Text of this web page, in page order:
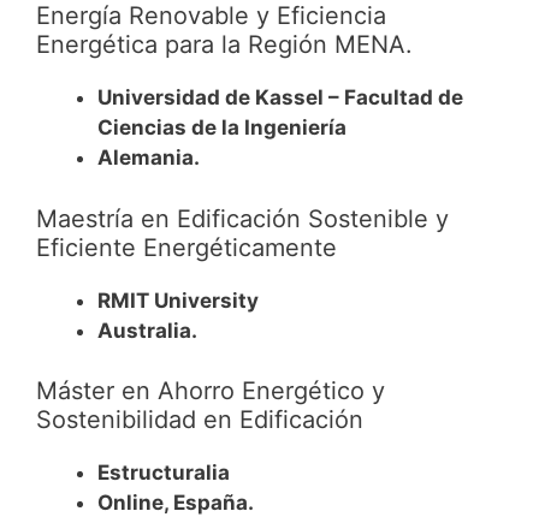
Energía Renovable y Eficiencia
Energética para la Región MENA.
Universidad de Kassel – Facultad de
Ciencias de la Ingeniería
Alemania.
Maestría en Edificación Sostenible y
Eficiente Energéticamente
RMIT University
Australia.
Máster en Ahorro Energético y
Sostenibilidad en Edificación
Estructuralia
Online, España.